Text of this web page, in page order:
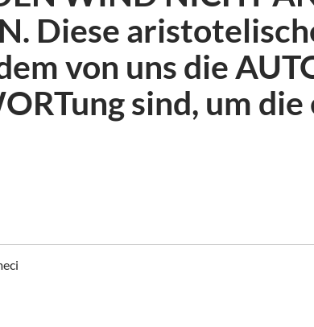
Diese
von uns die
sind, um